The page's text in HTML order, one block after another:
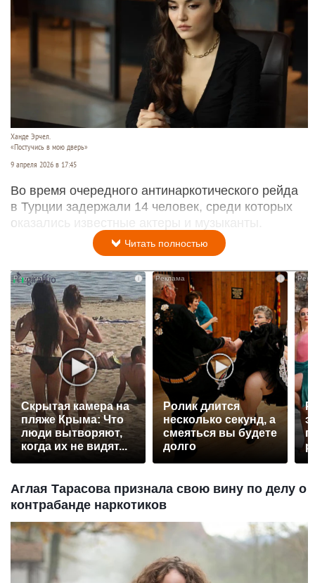
Ханде Эрчел.
«Постучись в мою дверь»
9 апреля 2026 в 17:45
Во время очередного антинаркотического рейда
в Турции задержали 14 человек, среди которых
оказались известные актеры и музыканты.
Читать полностью
i
Скрытая камера на
пляже Крыма: Что
люди вытворяют,
когда их не видят...
Ролик длится
несколько секунд, а
смеяться вы будете
долго
Аглая Тарасова признала свою вину по делу о
контрабанде наркотиков